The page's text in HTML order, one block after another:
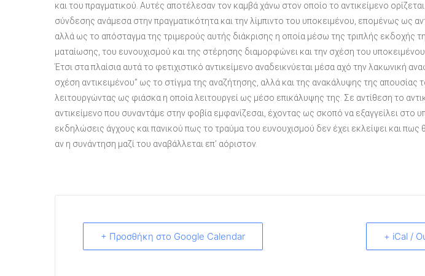
και του πραγματικού. Αυτές αποτέλεσαν τον καμβά χάνω στον οποίο το αντικείμενο
σύνδεσης ανάμεσα στην πραγματικότητα και την λίμπιντο του υποκειμένου, επομένως ως
αλλά ως το απόσταγμα της τριμερούς αυτής διάκρισης η οποία μέσω της τριπλής εκδοχής
ματαίωσης, του ευνουχισμού και της στέρησης διαμορφώνει και την σχέση του
Έτσι στα πλαίσια αυτά το φετιχιστικό αντικείμενο αναδεικνύεται μέσα αχό την λακωνική
σχέση αντικειμένου” ως το στίγμα της αναζήτησης, αλλά και της ανακάλυψης της απουσίας
λειτουργώντας ως φιάσκα η οποία λειτουργεί ως μέσο επικάλυψης της. Σε αντίθεση το
αντικείμενο που συναντάμε στην φοβία εμφανίζεσαι, έχοντας ως σκοπό να εξαγγείλει στο
εκδηλώσεις άγχους και πανικού πως το τραύμα του ευνουχισμού δεν έχει εκλείψει και πως
αν η συνάντηση μαζί του αναβάλλεται επ’ αόριστον.
+ Προσθήκη στο Google Calendar + iCal /